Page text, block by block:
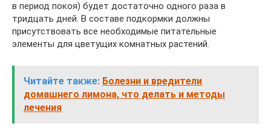
в период покоя) будет достаточно одного раза в
тридцать дней. В составе подкормки должны
присутствовать все необходимые питательные
элементы для цветущих комнатных растений.
Читайте также: Болезни и вредители
домашнего лимона, что делать и методы
лечения